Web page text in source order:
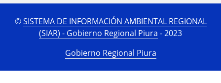
©SISTEMA DE INFORMACIÓN AMBIENTAL REGIONAL
(SIAR) - Gobierno Regional Piura - 2023
Gobierno Regional Piura